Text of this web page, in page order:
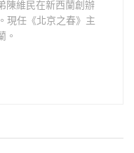
陳維民在新西蘭創辦
現任《北京之春》主
。